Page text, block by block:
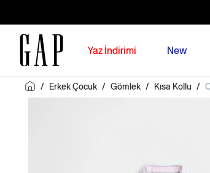
Yaz İndirimi New
/ Erkek Çocuk / Gömlek / Kısa Kollu /